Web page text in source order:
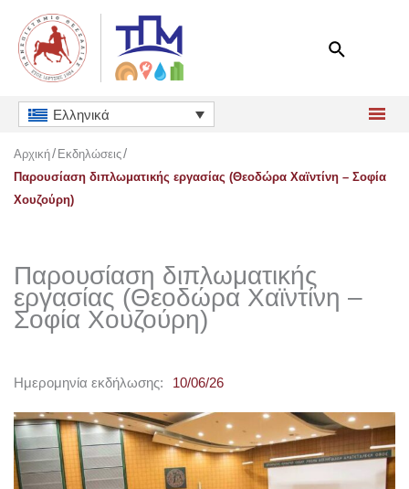
περιεχόμενο
Ελληνικά
Αρχική Εκδηλώσεις
Παρουσίαση διπλωματικής εργασίας (Θεοδώρα Χαϊντίνη – Σοφία
Χουζούρη)
Παρουσίαση διπλωματικής
εργασίας (Θεοδώρα Χαϊντίνη –
Σοφία Χουζούρη)
Ημερομηνία εκδήλωσης: 10/06/26